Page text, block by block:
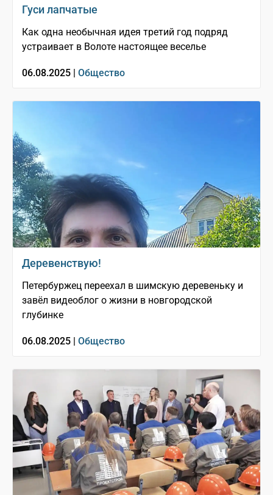
Гуси лапчатые
Как одна необычная идея третий год подряд
устраивает в Волоте настоящее веселье
06.08.2025 | Общество
Деревенствую!
Петербуржец переехал в шимскую деревеньку и
завёл видеоблог о жизни в новгородской
глубинке
06.08.2025 | Общество